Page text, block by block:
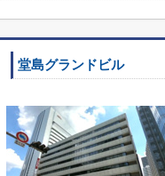
堂島グランドビル